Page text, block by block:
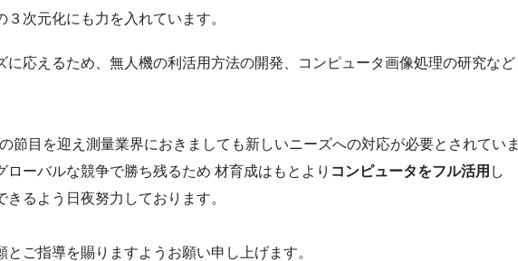
次元化にも力を入れています。
応えるため、無人機の利活用方法の開発、コンピュータ画像処理の研究など
節目を迎え測量業界におきましても新しいニーズへの対応が必要とされていま
ローバルな競争で勝ち残るため 材育成はもとより コンピュータをフル活用 し
るよう日夜努力しております。
ご指導を賜りますようお願い申し上げます。